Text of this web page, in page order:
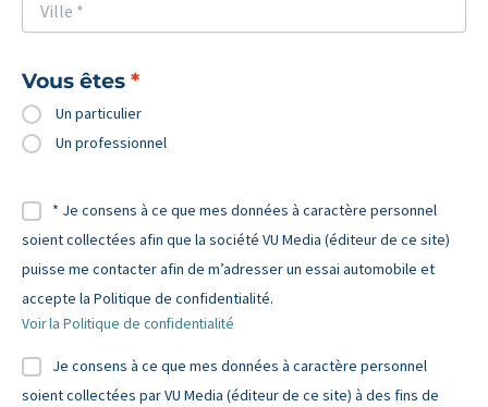
Vous êtes
Un particulier
Un professionnel
* Je consens à ce que mes données à caractère personnel
soient collectées afin que la société VU Media (éditeur de ce site)
puisse me contacter afin de m’adresser un essai automobile et
accepte la Politique de confidentialité.
Voir la Politique de confidentialité
Je consens à ce que mes données à caractère personnel
soient collectées par VU Media (éditeur de ce site) à des fins de